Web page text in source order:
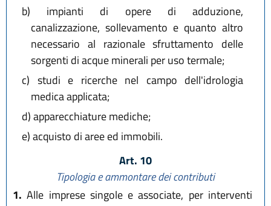
b) impianti di opere di adduzione,
canalizzazione, sollevamento e quanto altro
necessario al razionale sfruttamento delle
sorgenti di acque minerali per uso termale;
c) studi e ricerche nel campo dell'idrologia
medica applicata;
d)apparecchiature mediche;
e)acquisto di aree ed immobili.
Art. 10
Tipologia e ammontare dei contributi
1. Alle imprese singole e associate, per interventi